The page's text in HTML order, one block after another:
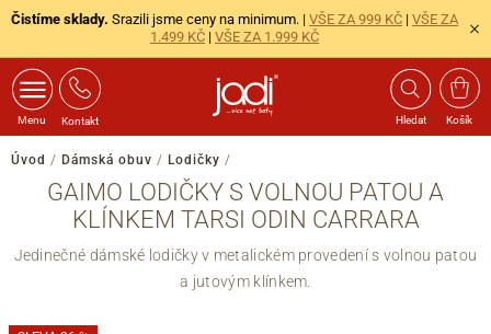
Čistíme sklady. Srazili jsme ceny na minimum. | VŠE ZA 999 KČ | VŠE ZA
1.499 KČ | VŠE ZA 1.999 KČ
Menu Kontakt Hledat Košík
Úvod / Dámská obuv / Lodičky /
GAIMO LODIČKY S VOLNOU PATOU A
KLÍNKEM TARSI ODIN CARRARA
Jedinečné dámské lodičky v metalickém provedení s volnou patou
a jutovým klínkem.